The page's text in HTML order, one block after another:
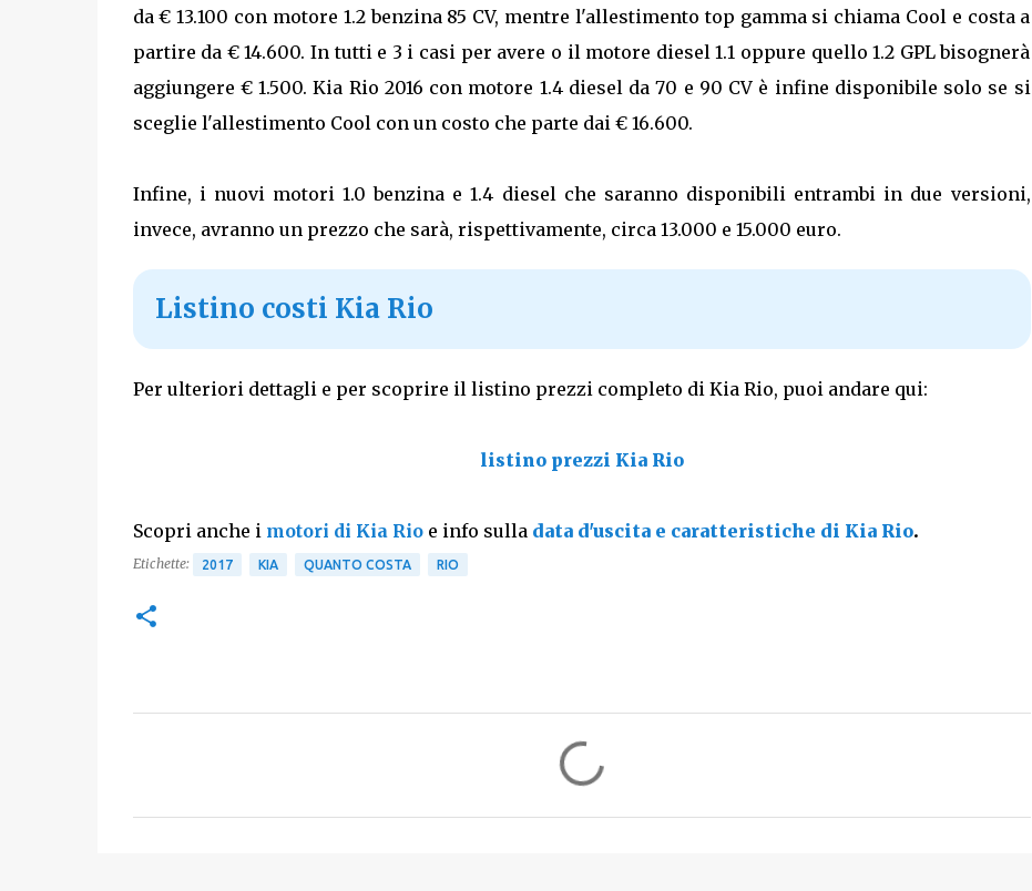
da € 13.100 con motore 1.2 benzina 85 CV, mentre l'allestimento top gamma si chiama Cool e costa a
partire da € 14.600. In tutti e 3 i casi per avere o il motore diesel 1.1 oppure quello 1.2 GPL bisognerà
aggiungere € 1.500. Kia Rio 2016 con motore 1.4 diesel da 70 e 90 CV è infine disponibile solo se si
sceglie l'allestimento Cool con un costo che parte dai € 16.600.
Infine, i nuovi motori 1.0 benzina e 1.4 diesel che saranno disponibili entrambi in due versioni,
invece, avranno un prezzo che sarà, rispettivamente, circa 13.000 e 15.000 euro.
Listino costi Kia Rio
Per ulteriori dettagli e per scoprire il listino prezzi completo di Kia Rio, puoi andare qui:
listino prezzi Kia Rio
Scopri anche i motori di Kia Rioe info sulla data d'uscita e caratteristiche di Kia Rio.
Etichette: 2017 KIA QUANTO COSTA RIO
m